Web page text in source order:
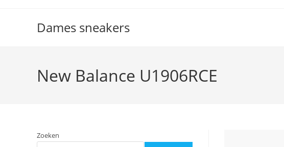
Dames sneakers
New Balance U1906RCE
Zoeken